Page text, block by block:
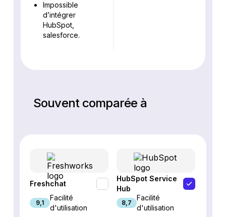
Impossible
d’intégrer
HubSpot,
salesforce.
Souvent comparée à
Freshchat
9,1
Facilité
d'utilisation
HubSpot Service
Hub
8,7
Facilité
d'utilisation